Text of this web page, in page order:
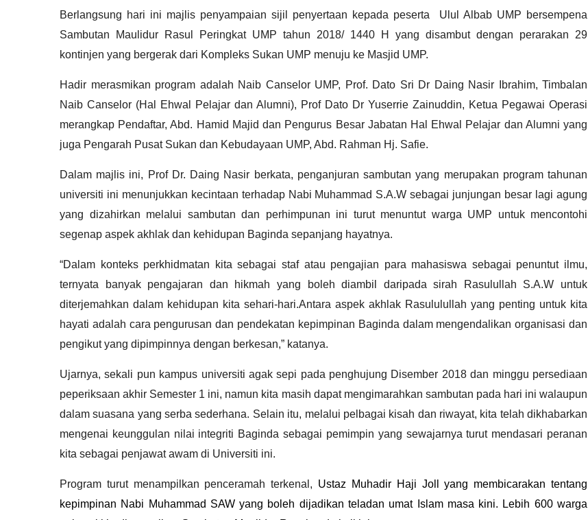
Berlangsung hari ini majlis penyampaian sijil penyertaan kepada peserta Ulul Albab UMP bersempena
Sambutan Maulidur Rasul Peringkat UMP tahun 2018/ 1440 H yang disambut dengan perarakan 29
kontinjen yang bergerak dari Kompleks Sukan UMP menuju ke Masjid UMP.
Hadir merasmikan program adalah Naib Canselor UMP, Prof. Dato Sri Dr Daing Nasir Ibrahim, Timbalan
Naib Canselor (Hal Ehwal Pelajar dan Alumni), Prof Dato Dr Yuserrie Zainuddin, Ketua Pegawai Operasi
merangkap Pendaftar, Abd. Hamid Majid dan Pengurus Besar Jabatan Hal Ehwal Pelajar dan Alumni yang
juga Pengarah Pusat Sukan dan Kebudayaan UMP, Abd. Rahman Hj. Safie.
Dalam majlis ini, Prof Dr. Daing Nasir berkata, penganjuran sambutan yang merupakan program tahunan
universiti ini menunjukkan kecintaan terhadap Nabi Muhammad S.A.W sebagai junjungan besar lagi agung
yang dizahirkan melalui sambutan dan perhimpunan ini turut menuntut warga UMP untuk mencontohi
segenap aspek akhlak dan kehidupan Baginda sepanjang hayatnya.
“Dalam konteks perkhidmatan kita sebagai staf atau pengajian para mahasiswa sebagai penuntut ilmu,
ternyata banyak pengajaran dan hikmah yang boleh diambil daripada sirah Rasulullah S.A.W untuk
diterjemahkan dalam kehidupan kita sehari-hari.Antara aspek akhlak Rasululullah yang penting untuk kita
hayati adalah cara pengurusan dan pendekatan kepimpinan Baginda dalam mengendalikan organisasi dan
pengikut yang dipimpinnya dengan berkesan,” katanya.
Ujarnya, sekali pun kampus universiti agak sepi pada penghujung Disember 2018 dan minggu persediaan
peperiksaan akhir Semester 1 ini, namun kita masih dapat mengimarahkan sambutan pada hari ini walaupun
dalam suasana yang serba sederhana. Selain itu, melalui pelbagai kisah dan riwayat, kita telah dikhabarkan
mengenai keunggulan nilai integriti Baginda sebagai pemimpin yang sewajarnya turut mendasari peranan
kita sebagai penjawat awam di Universiti ini.
Program turut menampilkan penceramah terkenal, Ustaz MuhadirHaji Joll yang membicarakan tentang
kepimpinan Nabi Muhammad SAW yang boleh dijadikan teladan umat Islam masa kini. Lebih 600 warga